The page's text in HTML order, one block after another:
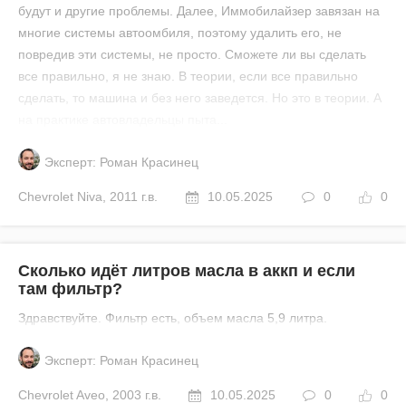
будут и другие проблемы. Далее, Иммобилайзер завязан на
многие системы автоомбиля, поэтому удалить его, не
повредив эти системы, не просто. Сможете ли вы сделать
все правильно, я не знаю. В теории, если все правильно
сделать, то машина и без него заведется. Но это в теории. А
Эксперт: Роман Красинец
Chevrolet Niva 2011 г.в. 10.05.2025 0 0
Сколько идёт литров масла в аккп и если
там фильтр?
Здравствуйте. Фильтр есть, объем масла 5,9 литра.
Эксперт: Роман Красинец
ChevroletAveo 2003 г.в. 10.05.2025 0 0